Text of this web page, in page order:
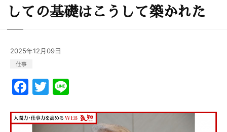
しての基礎はこうして築かれた
2025年12月09日
仕事
F
a
c
T
w
itte